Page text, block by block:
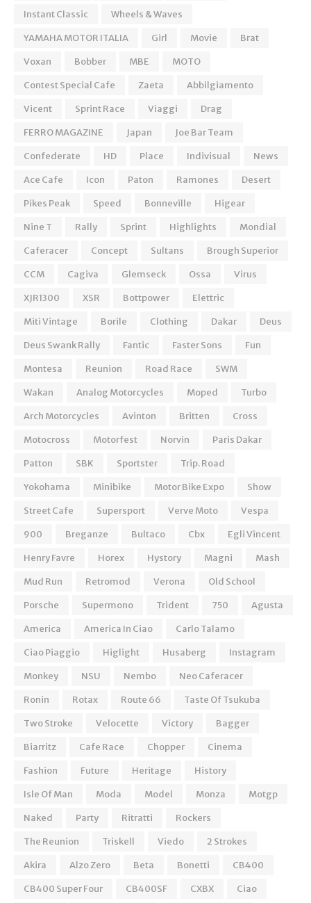
Instant Classic
Wheels & Waves
YAMAHA MOTOR ITALIA
Girl Movie
Brat
Voxan
Bobber MBE
MOTO
Contest Special Cafe
Zaeta
Abbilgiamento
Vicent
Sprint Race Viaggi
Drag
FERRO MAGAZINE
Japan
Joe Bar Team
Confederate
HD Place Indivisual
News
Ace Cafe
Icon Paton Ramones
Desert
Pikes Peak
Speed Bonneville
Higear
Nine T
Rally Sprint Highlights
Mondial
Caferacer
Concept Sultans
Brough Superior
CCM
Cagiva Glemseck Ossa
Virus
XJR1300
XSR Bottpower
Elettric
Miti Vintage
Borile Clothing Dakar
Deus
Deus Swank Rally
Fantic Faster Sons
Fun
Montesa
Reunion Road Race
SWM
Wakan
Analog Motorcycles Moped
Turbo
Arch Motorcycles
Avinton Britten
Cross
Motocross
Motorfest Norvin
Paris Dakar
Patton
SBK Sportster
Trip. Road
Yokohama
Minibike Motor Bike Expo
Show
Street Cafe
Supersport Verve Moto
Vespa
900
Breganze Bultaco Cbx
Egli Vincent
Henry Favre
Horex Hystory Magni
Mash
Mud Run
Retromod Verona
Old School
Porsche
Supermono Trident 750
Agusta
America
America In Ciao
Carlo Talamo
Ciao Piaggio
Higlight Husaberg
Instagram
Monkey
NSU Nembo
Neo Caferacer
Ronin
Rotax Route 66
Taste Of Tsukuba
Two Stroke
Velocette Victory
Bagger
Biarritz
Cafe Race Chopper
Cinema
Fashion
Future Heritage
History
Isle Of Man
Moda Model Monza
Motgp
Naked
Party Ritratti
Rockers
The Reunion
Triskell Viedo
2 Strokes
Akira
Alzo Zero Beta Bonetti
CB400
CB400 Super Four
CB400SF CXBX
Ciao